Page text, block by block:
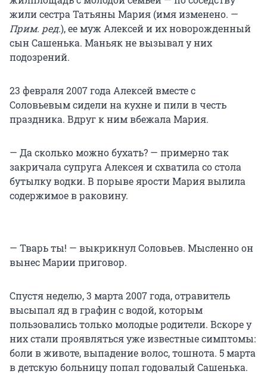
жили сестра Татьяны Мария (имя изменено. —
Прим. ред.), ее муж Алексей и их новорожденный
сын Сашенька. Маньяк не вызывал у них
подозрений.
23 февраля 2007 года Алексей вместе с
Соловьевым сидели на кухне и пили в честь
праздника. Вдруг к ним вбежала Мария.
— Да сколько можно бухать? — примерно так
закричала супруга Алексея и схватила со стола
бутылку водки. В порыве ярости Мария вылила
содержимое в раковину.
— Тварь ты! — выкрикнул Соловьев. Мысленно он
вынес Марии приговор.
Спустя неделю, 3 марта 2007 года, отравитель
высыпал яд в графин с водой, которым
пользовались только молодые родители. Вскоре у
них стали проявляться уже известные симптомы:
боли в животе, выпадение волос, тошнота. 5 марта
в детскую больницу попал годовалый Сашенька.